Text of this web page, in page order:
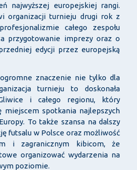
najwyższej europejskiej rangi.
organizacji turnieju drugi rok z
całego zespołu
przygotowanie imprezy oraz o
edycji przez europejską
znaczenie nie tylko dla
turnieju to doskonała
i całego regionu, który
miejscem spotkania najlepszych
To także szansa na dalszy
futsalu w Polsce oraz możliwość
i zagranicznym kibicom, że
organizować wydarzenia na
poziomie.